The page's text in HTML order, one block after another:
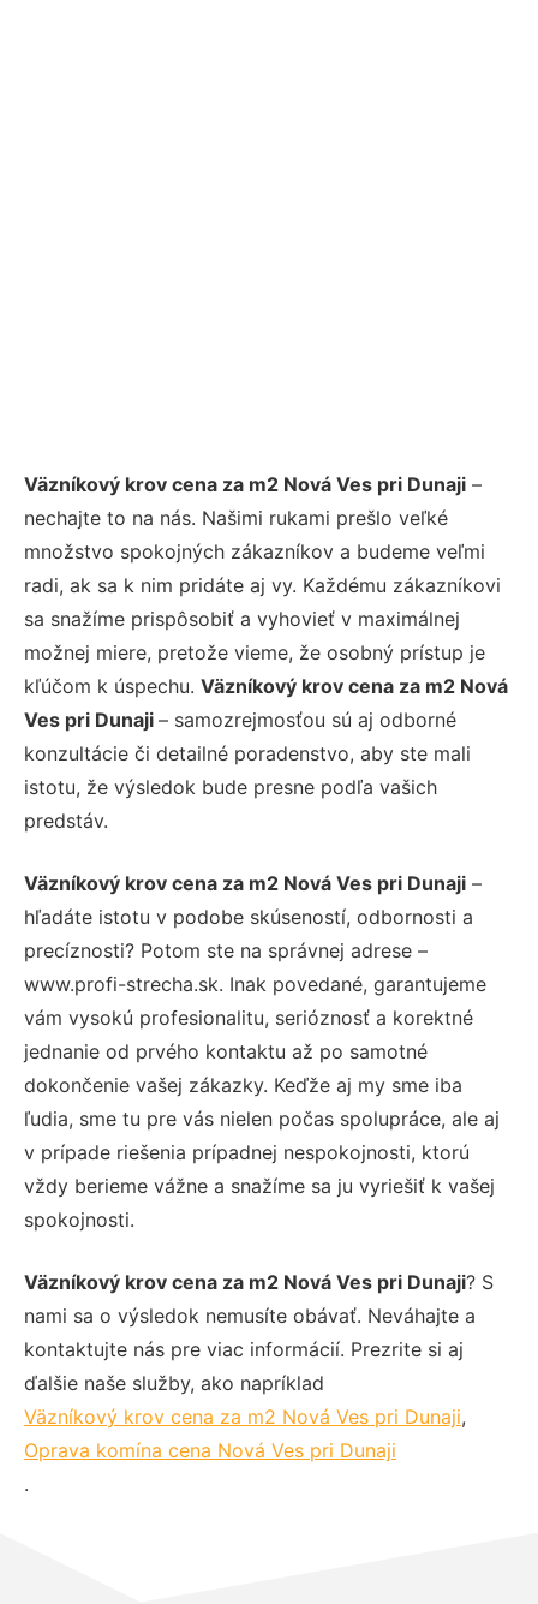
Väzníkový krov cena za m2 Nová Ves pri Dunaji –
nechajte to na nás. Našimi rukami prešlo veľké
množstvo spokojných zákazníkov a budeme veľmi
radi, ak sa k nim pridáte aj vy. Každému zákazníkovi
sa snažíme prispôsobiť a vyhovieť v maximálnej
možnej miere, pretože vieme, že osobný prístup je
kľúčom k úspechu. Väzníkový krov cena za m2 Nová
Ves pri Dunaji – samozrejmosťou sú aj odborné
konzultácie či detailné poradenstvo, aby ste mali
istotu, že výsledok bude presne podľa vašich
predstáv.
Väzníkový krov cena za m2 Nová Ves pri Dunaji –
hľadáte istotu v podobe skúseností, odbornosti a
precíznosti? Potom ste na správnej adrese –
www.profi-strecha.sk. Inak povedané, garantujeme
vám vysokú profesionalitu, serióznosť a korektné
jednanie od prvého kontaktu až po samotné
dokončenie vašej zákazky. Keďže aj my sme iba
ľudia, sme tu pre vás nielen počas spolupráce, ale aj
v prípade riešenia prípadnej nespokojnosti, ktorú
vždy berieme vážne a snažíme sa ju vyriešiť k vašej
spokojnosti.
Väzníkový krov cena za m2 Nová Ves pri Dunaji? S
nami sa o výsledok nemusíte obávať. Neváhajte a
kontaktujte nás pre viac informácií. Prezrite si aj
ďalšie naše služby, ako napríklad
Väzníkový krov cena za m2 Nová Ves pri Dunaji,
Oprava komína cena Nová Ves pri Dunaji
.